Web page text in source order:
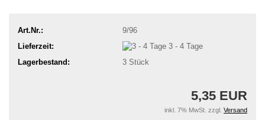
Art.Nr.:
9/96
Lieferzeit:
3 - 4 Tage
Lagerbestand:
3 Stück
5,35 EUR
inkl. 7% MwSt. zzgl. Versand